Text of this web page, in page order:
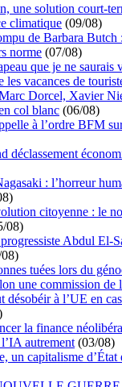
une solution court-
climatique (09/08)
de Barbara Butch
norme (07/08)
que je ne saurais
les vacances de
Dorcel, Xavier
col blanc (06/08)
à l’ordre BFM
déclassement
: l’horreur
citoyenne : le
08)
Abdul El-
tuées lors du
une commission de
désobéir à l’UE en
la finance
autrement (03/08)
un capitalisme d’État